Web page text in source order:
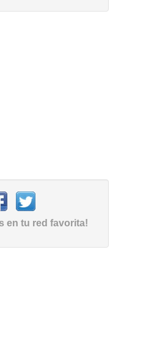
en tu red favorita!